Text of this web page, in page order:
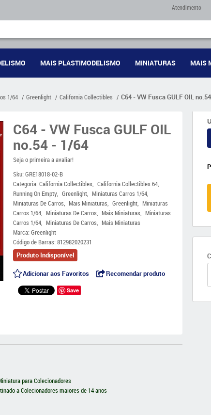
Atendimento
MAIS PLASTIMODELISMO MINIATURAS MAIS
1/64 Greenlight California Collectibles C64 - VW Fusca GULF OIL
C64 - VW Fusca GULF OIL
no.54 - 1/64
Seja o primeira a avaliar!
Sku:GRE18018-02-B
Categoria:California Collectibles
California Collectibles 64
Running On Empty Greenlight
Miniaturas Carros 1/64
Miniaturas De Carros
Mais Miniaturas Greenlight
Miniaturas
Carros 1/64
Miniaturas De Carros Mais Miniaturas
Miniaturas
Carros 1/64
Miniaturas De Carros
Mais Miniaturas
Marca:Greenlight
Código de Barras:812982020231
Produto Indisponível
Adicionar aos Favoritos Recomendar produto
Save
para Colecionadores
a Colecionadores maiores de 14 anos